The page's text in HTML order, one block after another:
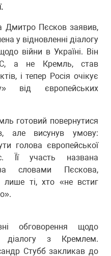
Дмитро Пєсков заявив,
у відновленні діалогу
війни в Україні. Він
а не Кремль, став
і тепер Росія очікує
від європейських
готовий повернутися
але висунув умову:
голова європейської
Її участь названа
словами Пєскова,
лише ті, хто «не встиг
обговорення щодо
діалогу з Кремлем.
Стубб закликав до